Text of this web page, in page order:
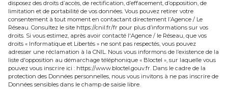
disposez des droits d’accès, de rectification, d’effacement, d’opposition, de
limitation et de portabilité de vos données. Vous pouvez retirer votre
consentement à tout moment en contactant directement l’Agence / Le
Réseau. Consultez le site https://cnil.fr/fr pour plus d’informations sur vos
droits. Si vous estimez, après avoir contacté l'Agence / le Réseau, que vos
droits « Informatique et Libertés » ne sont pas respectés, vous pouvez
adresser une réclamation à la CNIL. Nous vous informons de l’existence de la
liste d'opposition au démarchage téléphonique « Bloctel », sur laquelle vous
pouvez vous inscrire ici : https://www.bloctel.gouv.fr. Dans le cadre de la
protection des Données personnelles, nous vous invitons à ne pas inscrire de
Données sensibles dans le champ de saisie libre.